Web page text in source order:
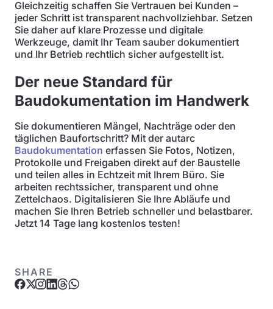
Gleichzeitig schaffen Sie Vertrauen bei Kunden –
jeder Schritt ist transparent nachvollziehbar. Setzen
Sie daher auf klare Prozesse und digitale
Werkzeuge, damit Ihr Team sauber dokumentiert
und Ihr Betrieb rechtlich sicher aufgestellt ist.
Der neue Standard für
Baudokumentation im Handwerk
Sie dokumentieren Mängel, Nachträge oder den
täglichen Baufortschritt? Mit der autarc
Baudokumentation erfassen Sie Fotos, Notizen,
Protokolle und Freigaben direkt auf der Baustelle
und teilen alles in Echtzeit mit Ihrem Büro. Sie
arbeiten rechtssicher, transparent und ohne
Zettelchaos. Digitalisieren Sie Ihre Abläufe und
machen Sie Ihren Betrieb schneller und belastbarer.
Jetzt 14 Tage lang kostenlos testen!
SHARE